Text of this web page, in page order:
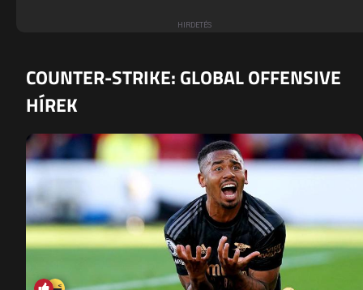
COUNTER-STRIKE: GLOBAL OFFENSIVE
HÍREK